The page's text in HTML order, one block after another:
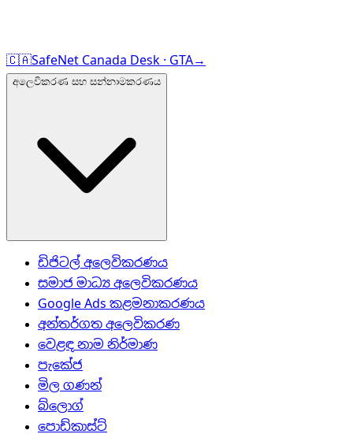
🇨🇦SafeNet Canada Desk · GTA→
අලෙවිකරණ සහ සන්නාමකරණය
ඩිජිටල් අලෙවිකරණය
සමාජ මාධ්‍ය අලෙවිකරණය
Google Ads කළමනාකරණය
අන්තර්ගත අලෙවිකරණ
වෙළඳ නාම නිර්මාණ
පැකේජ
මිල ගණන්
බ්ලොග්
පොඩ්කාස්ට්